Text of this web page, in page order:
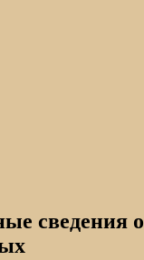
сведения о